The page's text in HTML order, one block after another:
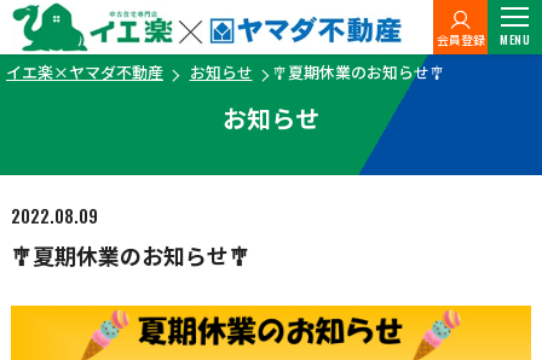
会員登録 MENU
イエ楽×ヤマダ不動産 お知らせ 🎐夏期休業のお知らせ🎐
お知らせ
2022.08.09
🎐夏期休業のお知らせ🎐